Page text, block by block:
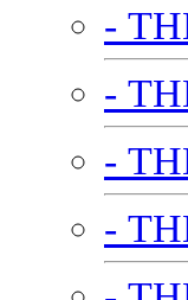
-
-
-
-